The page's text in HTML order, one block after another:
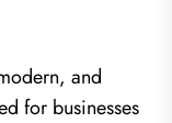
and
for businesses